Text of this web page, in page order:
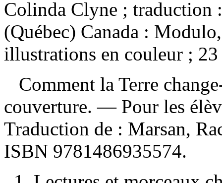
Colinda Clyne ;
(Québec) Canada :
illustrations en couleur ;
Comment la Terre
couverture. — Pour les
Traduction de : Marsan,
ISBN 9781486935574.